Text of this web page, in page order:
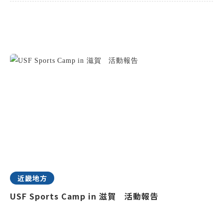
近畿地方
USF Sports Camp in 滋賀 活動報告